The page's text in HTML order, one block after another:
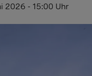
2026 - 15:00 Uhr